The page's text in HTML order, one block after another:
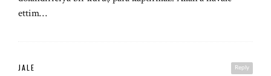
ettim…
Reply
JALE